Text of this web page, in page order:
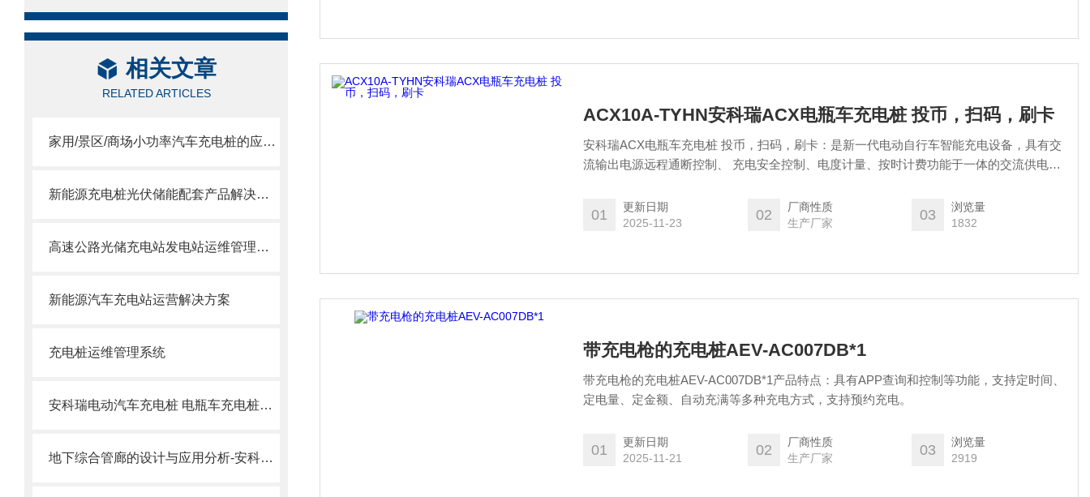
相关文章
RELATED ARTICLES
家用/景区/商场小功率汽车充电桩的应用和用能计量分析
新能源充电桩光伏储能配套产品解决方案
高速公路光储充电站发电站运维管理策略控制系统解决方案
新能源汽车充电站运营解决方案
充电桩运维管理系统
安科瑞电动汽车充电桩 电瓶车充电桩简介
地下综合管廊的设计与应用分析-安科瑞王璐月
ACX10A-TYHN安科瑞ACX电瓶车充电桩 投币，扫码，刷卡
安科瑞ACX电瓶车充电桩 投币，扫码，刷卡：是新一代电动自行车智能充电设备，具有交
流输出电源远程通断控制、 充电安全控制、电度计量、按时计费功能于一体的交流供电装
卡、扫码使用，设备内部可引出 10 路出线至专用插座，通过电动自行车的车配充电器完成
充电。可连接云平台给用户提供安全可 靠及智能化的充电服务。
01
更新日期
2025-11-23
02
厂商性质
生产厂家
03
浏览量
1832
带充电枪的充电桩AEV-AC007DB*1
带充电枪的充电桩AEV-AC007DB*1产品特点：具有APP查询和控制等功能，支持定时间、
定电量、定金额、自动充满等多种充电方式，支持预约充电。
01
更新日期
2025-11-21
02
厂商性质
生产厂家
03
浏览量
2919